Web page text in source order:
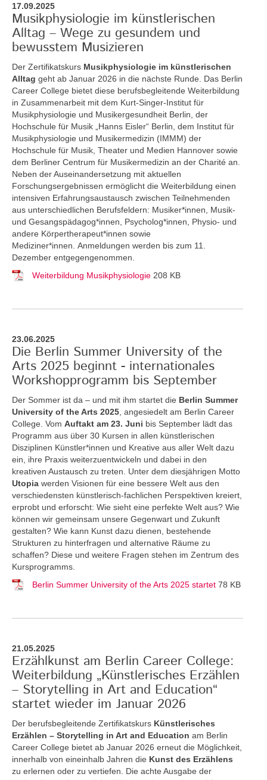
17.09.2025
Musikphysiologie im künstlerischen
Alltag – Wege zu gesundem und
bewusstem Musizieren
Der Zertifikatskurs Musikphysiologie im künstlerischen
Alltag geht ab Januar 2026 in die nächste Runde. Das Berlin
Career College bietet diese berufsbegleitende Weiterbildung
in Zusammenarbeit mit dem Kurt-Singer-Institut für
Musikphysiologie und Musikergesundheit Berlin, der
Hochschule für Musik „Hanns Eisler“ Berlin, dem Institut für
Musikphysiologie und Musikermedizin (IMMM) der
Hochschule für Musik, Theater und Medien Hannover sowie
dem Berliner Centrum für Musikermedizin an der Charité an.
Neben der Auseinandersetzung mit aktuellen
Forschungsergebnissen ermöglicht die Weiterbildung einen
intensiven Erfahrungsaustausch zwischen Teilnehmenden
aus unterschiedlichen Berufsfeldern: Musiker*innen, Musik-
und Gesangspädagog*innen, Psycholog*innen, Physio- und
andere Körpertherapeut*innen sowie
Mediziner*innen. Anmeldungen werden bis zum 11.
Dezember entgegengenommen.
Weiterbildung Musikphysiologie 208 KB
23.06.2025
Die Berlin Summer University of the
Arts 2025 beginnt - internationales
Workshopprogramm bis September
Der Sommer ist da – und mit ihm startet die Berlin Summer
University of the Arts 2025 , angesiedelt am Berlin Career
College. Vom Auftakt am 23. Juni bis September lädt das
Programm aus über 30 Kursen in allen künstlerischen
Disziplinen Künstler*innen und Kreative aus aller Welt dazu
ein, ihre Praxis weiterzuentwickeln und dabei in den
kreativen Austausch zu treten. Unter dem diesjährigen Motto
Utopia werden Visionen für eine bessere Welt aus den
verschiedensten künstlerisch-fachlichen Perspektiven kreiert,
erprobt und erforscht: Wie sieht eine perfekte Welt aus? Wie
können wir gemeinsam unsere Gegenwart und Zukunft
gestalten? Wie kann Kunst dazu dienen, bestehende
Strukturen zu hinterfragen und alternative Räume zu
schaffen? Diese und weitere Fragen stehen im Zentrum des
Kursprogramms.
Berlin Summer University of the Arts 2025 startet 78 KB
21.05.2025
Erzählkunst am Berlin Career College:
Weiterbildung „Künstlerisches Erzählen
– Storytelling in Art and Education“
startet wieder im Januar 2026
Der berufsbegleitende Zertifikatskurs Künstlerisches
Erzählen – Storytelling in Art and Education am Berlin
Career College bietet ab Januar 2026 erneut die Möglichkeit,
innerhalb von eineinhalb Jahren die Kunst des Erzählens
zu erlernen oder zu vertiefen. Die achte Ausgabe der